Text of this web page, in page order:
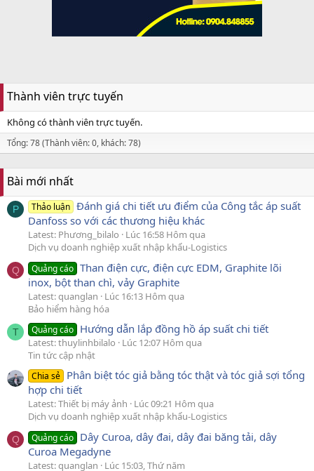
Thành viên trực tuyến
Không có thành viên trực tuyến.
Tổng: 78 (Thành viên: 0, khách: 78)
Bài mới nhất
P Thảo luận Đánh giá chi tiết ưu điểm của Công tắc áp suất
Danfoss so với các thương hiệu khác
Latest: Phương_bilalo
Lúc 16:58 Hôm qua
Dịch vụ doanh nghiệp xuất nhập khẩu-Logistics
Q Quảng cáo Than điện cực, điện cực EDM, Graphite lõi
inox, bột than chì, vảy Graphite
Latest: quanglan
Lúc 16:13 Hôm qua
Bảo hiểm hàng hóa
T Quảng cáo Hướng dẫn lắp đồng hồ áp suất chi tiết
Latest: thuylinhbilalo
Lúc 12:07 Hôm qua
Tin tức cập nhật
Chia sẻ Phân biệt tóc giả bằng tóc thật và tóc giả sợi tổng
hợp chi tiết
Latest: Thiết bị máy ảnh
Lúc 09:21 Hôm qua
Dịch vụ doanh nghiệp xuất nhập khẩu-Logistics
Q Quảng cáo Dây Curoa, dây đai, dây đai băng tải, dây
Curoa Megadyne
Latest: quanglan
Lúc 15:03, Thứ năm